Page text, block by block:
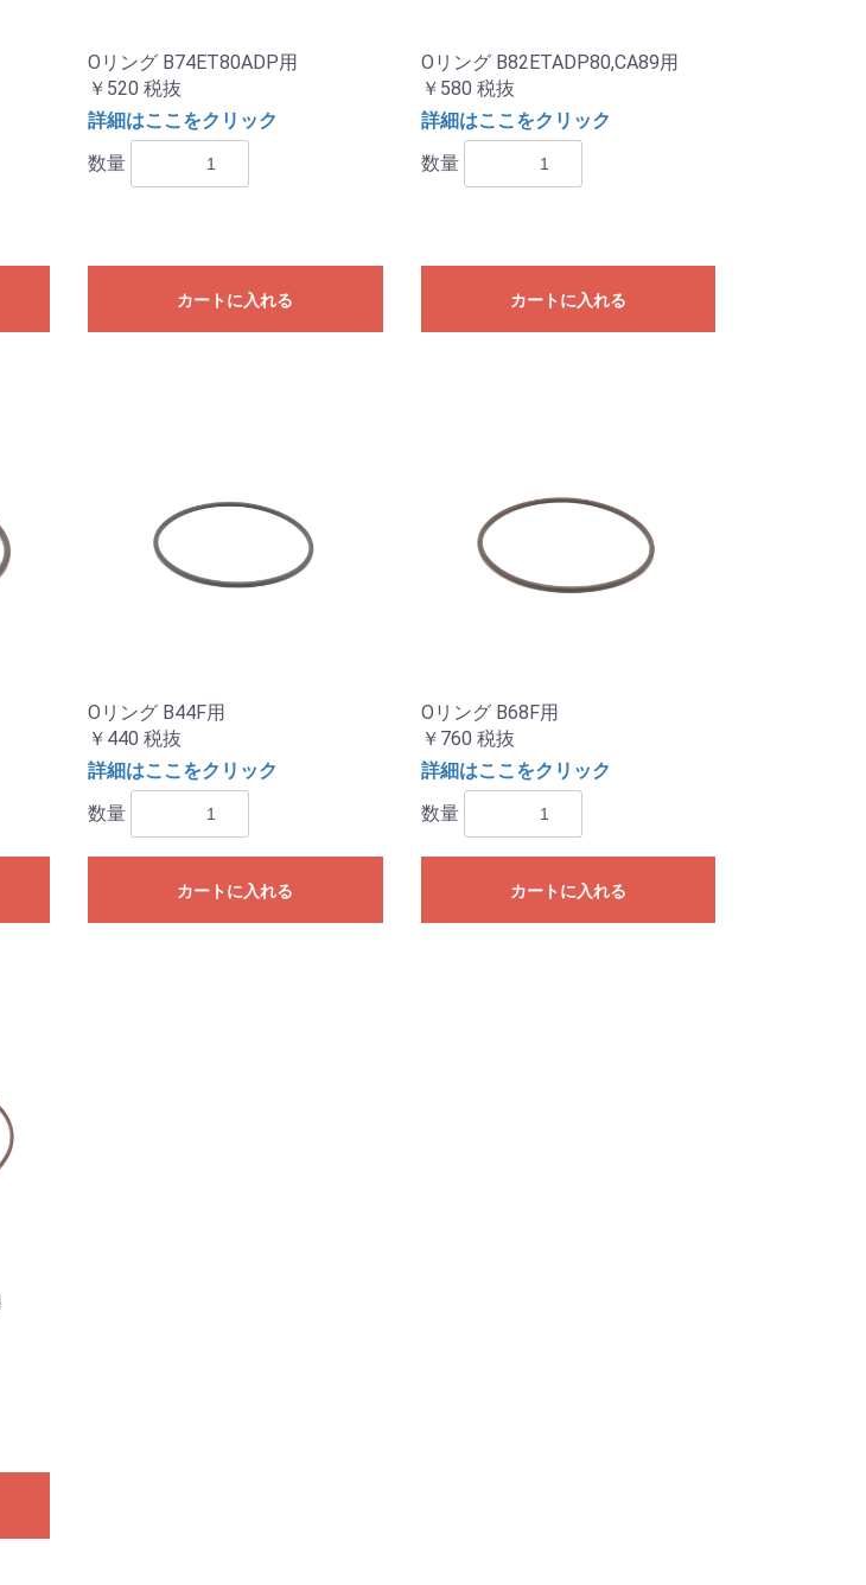
Oリング B74ET80ADP用
￥520 税抜
詳細はここをクリック
数量
カートに入れる
Oリング B82ETADP80,CA89用
￥580 税抜
詳細はここをクリック
数量
カートに入れる
Oリング B44F用
￥440 税抜
詳細はここをクリック
数量
カートに入れる
Oリング B68F用
￥760 税抜
詳細はここをクリック
数量
カートに入れる